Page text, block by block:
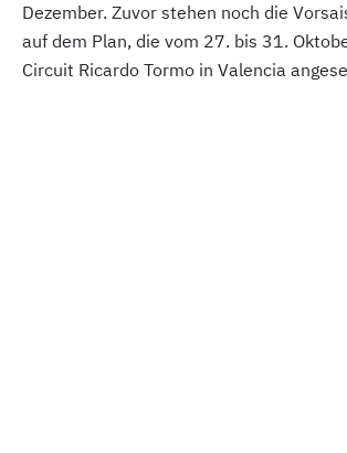
Dezember. Zuvor stehen noch die
auf dem Plan, die vom 27. bis 31.
Circuit Ricardo Tormo in Valencia